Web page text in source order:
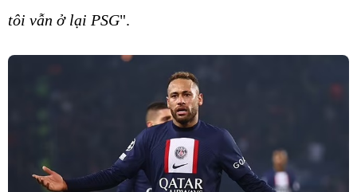
tôi vẫn ở lại PSG".